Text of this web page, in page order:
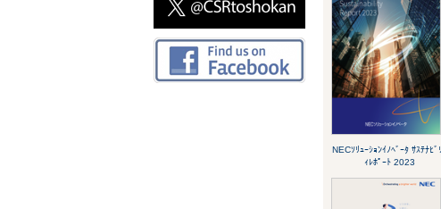
NECｿﾘｭｰｼｮﾝｲﾉﾍﾞｰﾀ ｻｽﾃﾅﾋﾞ
ｨﾚﾎﾟｰﾄ 2023